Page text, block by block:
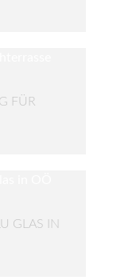
FÜR
GLAS IN